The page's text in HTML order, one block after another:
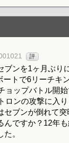
評
ンを1ヶ月ぶり
トで6リーチキ
ョップバトル開始
ロンの攻撃に入
セブンが倒れて突
んですか？12年
。